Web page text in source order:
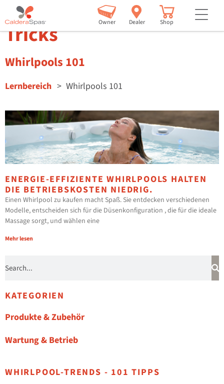
Owner Dealer Shop
Whirlpool-Tipps &
Tricks
Whirlpools 101
Lernbereich Whirlpools 101
ENERGIE-EFFIZIENTE WHIRLPOOLS HALTEN
DIE BETRIEBSKOSTEN NIEDRIG.
Einen Whirlpool zu kaufen macht Spaß. Sie entdecken verschiedenen
Modelle, entscheiden sich für die Düsenkonfiguration , die für die ideale
Massage sorgt, und wählen eine
Mehr lesen
KATEGORIEN
Produkte & Zubehör
Wartung & Betrieb
WHIRLPOOL-TRENDS - 101 TIPPS